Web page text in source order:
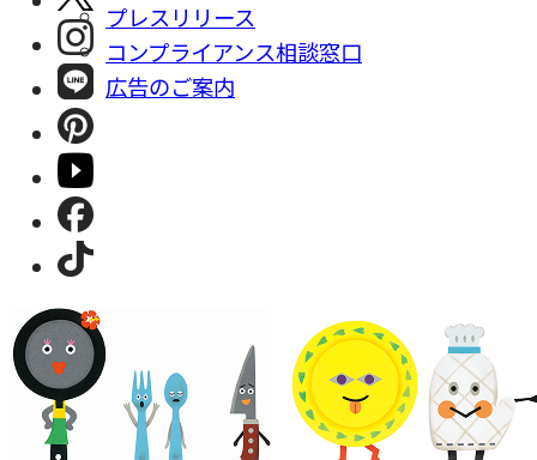
プレスリリース
コンプライアンス相談窓⼝
広告のご案内